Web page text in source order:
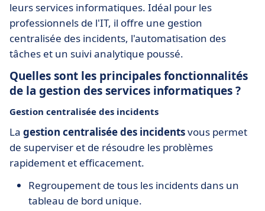
leurs services informatiques. Idéal pour les
professionnels de l'IT, il offre une gestion
centralisée des incidents, l'automatisation des
tâches et un suivi analytique poussé.
Quelles sont les principales fonctionnalités
de la gestion des services informatiques ?
Gestion centralisée des incidents
La gestion centralisée des incidentsvous permet
de superviser et de résoudre les problèmes
rapidement et efficacement.
Regroupement de tous les incidents dans un
tableau de bord unique.